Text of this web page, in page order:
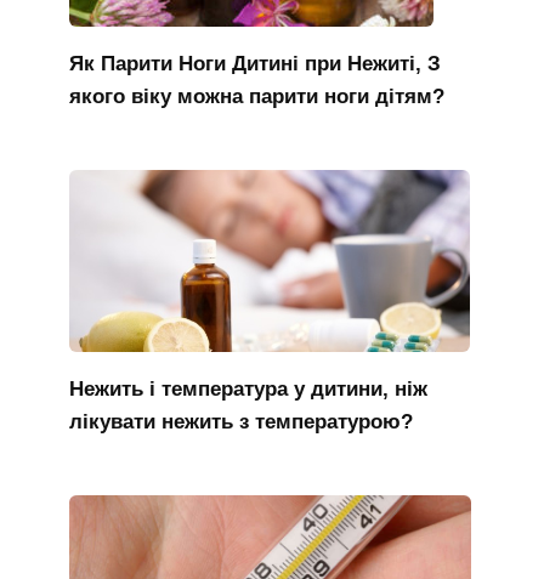
Як Парити Ноги Дитині при Нежиті, З
якого віку можна парити ноги дітям?
Нежить і температура у дитини, ніж
лікувати нежить з температурою?